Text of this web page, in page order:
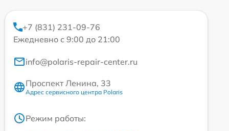
+7 (831) 231-09-76
Ежедневно с 9:00 до 21:00
info@polaris-repair-center.ru
Проспект Ленина, 33
Адрес сервисного центра Polaris
Режим работы: